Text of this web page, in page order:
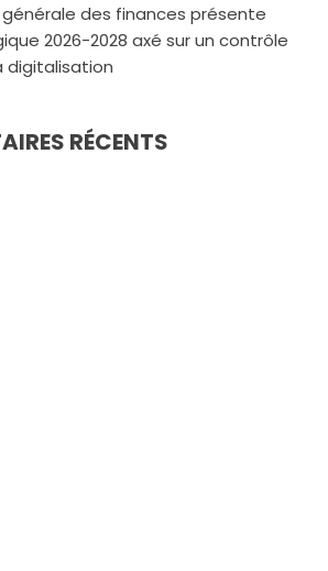
générale des finances présente
2026-2028 axé sur un contrôle
digitalisation
RÉCENTS